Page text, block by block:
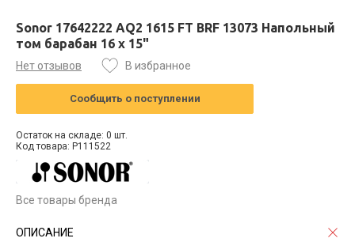
Sonor 17642222 AQ2 1615 FT BRF 13073 Напольный
том барабан 16 х 15"
Нет отзывов В избранное
Сообщить о поступлении
Остаток на складе: 0 шт.
Код товара: P111522
Все товары бренда
ОПИСАНИЕ